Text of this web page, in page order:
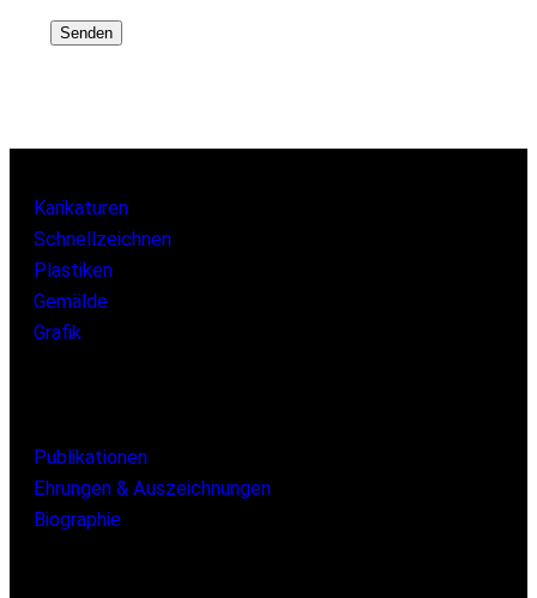
Karikaturen
Schnellzeichnen
Plastiken
Gemälde
Grafik
Publikationen
Ehrungen & Auszeichnungen
Biographie